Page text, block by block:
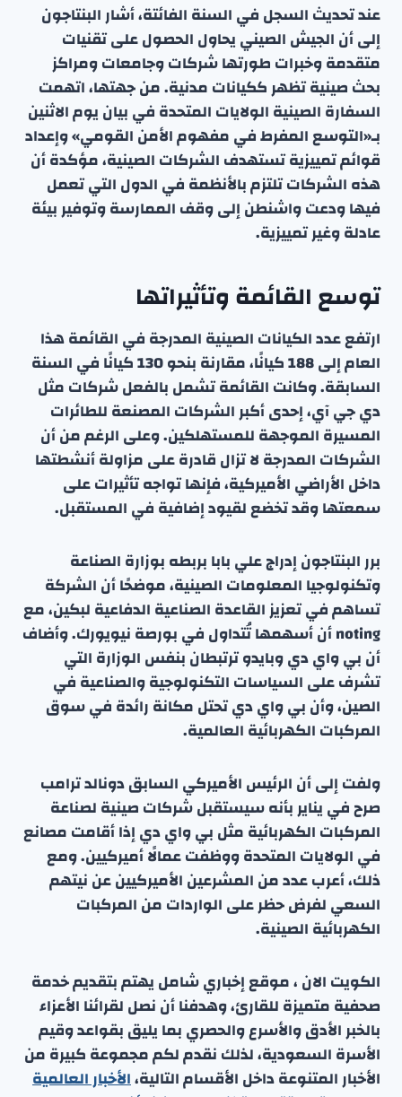
عند تحديث السجل في السنة الفائتة، أشار البنتاجون
إلى أن الجيش الصيني يحاول الحصول على تقنيات
متقدمة وخبرات طورتها شركات وجامعات ومراكز
بحث صينية تظهر ككيانات مدنية. من جهتها، اتهمت
السفارة الصينية الولايات المتحدة في بيان يوم الاثنين
بـ«التوسع المفرط في مفهوم الأمن القومي» وإعداد
قوائم تمييزية تستهدف الشركات الصينية، مؤكدة أن
هذه الشركات تلتزم بالأنظمة في الدول التي تعمل
فيها ودعت واشنطن إلى وقف الممارسة وتوفير بيئة
عادلة وغير تمييزية.
توسع القائمة وتأثيراتها
ارتفع عدد الكيانات الصينية المدرجة في القائمة هذا
العام إلى 188 كيانًا، مقارنة بنحو 130 كيانًا في السنة
السابقة. وكانت القائمة تشمل بالفعل شركات مثل
دي جي آي، إحدى أكبر الشركات المصنعة للطائرات
المسيرة الموجهة للمستهلكين. وعلى الرغم من أن
الشركات المدرجة لا تزال قادرة على مزاولة أنشطتها
داخل الأراضي الأميركية، فإنها تواجه تأثيرات على
سمعتها وقد تخضع لقيود إضافية في المستقبل.
برر البنتاجون إدراج علي بابا بربطه بوزارة الصناعة
وتكنولوجيا المعلومات الصينية، موضحًا أن الشركة
تساهم في تعزيز القاعدة الصناعية الدفاعية لبكين، مع
noting أن أسهمها تُتداول في بورصة نيويورك. وأضاف
أن بي واي دي وبايدو ترتبطان بنفس الوزارة التي
تشرف على السياسات التكنولوجية والصناعية في
الصين، وأن بي واي دي تحتل مكانة رائدة في سوق
المركبات الكهربائية العالمية.
ولفت إلى أن الرئيس الأميركي السابق دونالد ترامب
صرح في يناير بأنه سيستقبل شركات صينية لصناعة
المركبات الكهربائية مثل بي واي دي إذا أقامت مصانع
في الولايات المتحدة ووظفت عمالًا أميركيين. ومع
ذلك، أعرب عدد من المشرعين الأميركيين عن نيتهم
السعي لفرض حظر على الواردات من المركبات
الكهربائية الصينية.
الكويت الان ، موقع إخباري شامل يهتم بتقديم خدمة
صحفية متميزة للقارئ، وهدفنا أن نصل لقرائنا الأعزاء
بالخبر الأدق والأسرع والحصري بما يليق بقواعد وقيم
الأسرة السعودية، لذلك نقدم لكم مجموعة كبيرة من
الأخبار المتنوعة داخل الأقسام التالية،الأخبار العالمية